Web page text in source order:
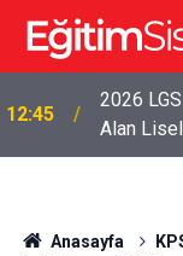
12:45
2026
Alan
Anasayfa